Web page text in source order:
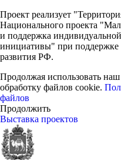
Проект реализует
Национального проекта
и поддержка
инициативы" при поддержке
развития РФ.
Продолжая использовать наш
обработку файлов cookie.
файлов
Продолжить
Выставка проектов